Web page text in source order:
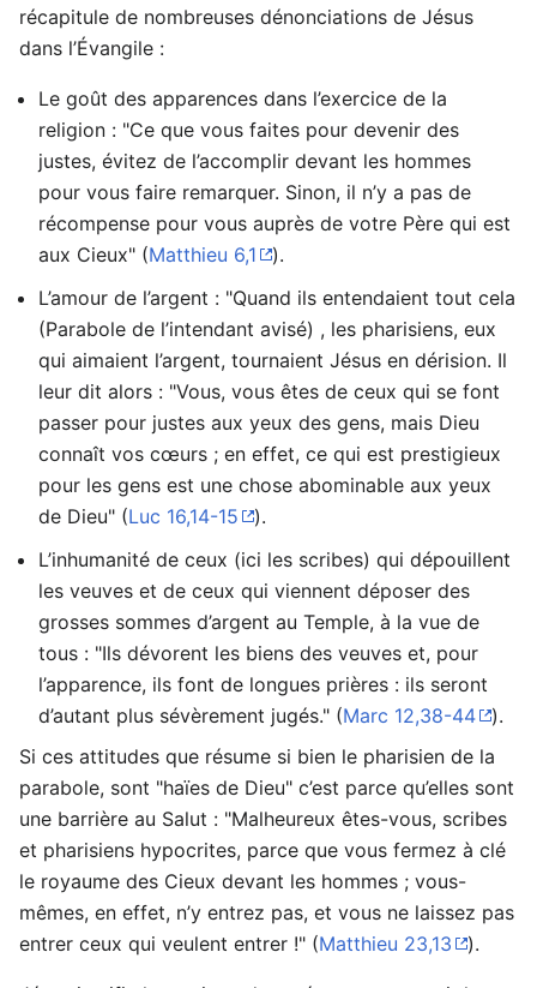
récapitule de nombreuses dénonciations de Jésus
dans l’Évangile :
Le goût des apparences dans l’exercice de la
religion : "Ce que vous faites pour devenir des
justes, évitez de l’accomplir devant les hommes
pour vous faire remarquer. Sinon, il n’y a pas de
récompense pour vous auprès de votre Père qui est
aux Cieux" (Matthieu 6,1
).
L’amour de l’argent : "Quand ils entendaient tout cela
(Parabole de l’intendant avisé) , les pharisiens, eux
qui aimaient l’argent, tournaient Jésus en dérision. Il
leur dit alors : "Vous, vous êtes de ceux qui se font
passer pour justes aux yeux des gens, mais Dieu
connaît vos cœurs ; en effet, ce qui est prestigieux
pour les gens est une chose abominable aux yeux
de Dieu" (Luc 16,14-15
).
L’inhumanité de ceux (ici les scribes) qui dépouillent
les veuves et de ceux qui viennent déposer des
grosses sommes d’argent au Temple, à la vue de
tous : "Ils dévorent les biens des veuves et, pour
l’apparence, ils font de longues prières : ils seront
d’autant plus sévèrement jugés." (Marc 12,38-44
).
Si ces attitudes que résume si bien le pharisien de la
parabole, sont "haïes de Dieu" c’est parce qu’elles sont
une barrière au Salut : "Malheureux êtes-vous, scribes
et pharisiens hypocrites, parce que vous fermez à clé
le royaume des Cieux devant les hommes ; vous-
mêmes, en effet, n’y entrez pas, et vous ne laissez pas
entrer ceux qui veulent entrer !" (Matthieu 23,13 ).